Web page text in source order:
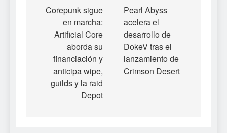
de
entradas
Corepunk sigue
en marcha:
Artificial Core
aborda su
financiación y
anticipa wipe,
guilds y la raid
Depot
Pearl Abyss
acelera el
desarrollo de
DokeV tras el
lanzamiento de
Crimson Desert